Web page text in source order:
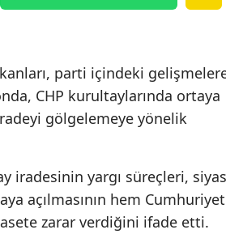
parti içindeki
CHP kurultaylarında ortaya
gölgelemeye yönelik
iradesinin yargı süreçleri,
açılmasının hem Cumhuriyet
zarar verdiğini ifade etti.